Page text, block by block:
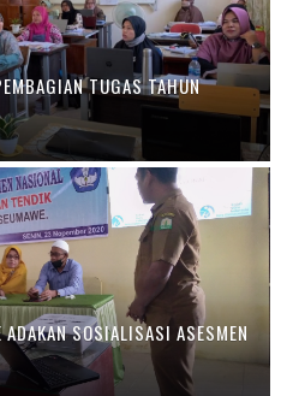
TUGAS TAHUN
SOSIALISASI ASESMEN